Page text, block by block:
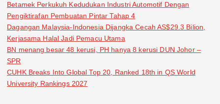
Betamek Perkukuh Kedudukan Industri Automotif Dengan
Pengiktirafan Pembuatan Pintar Tahap 4
Dagangan Malaysia-Indonesia Dijangka Cecah AS$29.3 Bilion,
Kerjasama Halal Jadi Pemacu Utama
BN menang besar 48 kerusi, PH hanya 8 kerusi DUN Johor –
SPR
CUHK Breaks Into Global Top 20, Ranked 18th in QS World
University Rankings 2027